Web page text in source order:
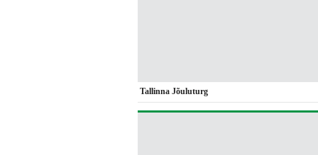
Tallinna Jõuluturg